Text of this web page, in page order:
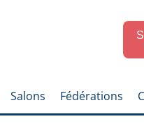
Salons Fédérations